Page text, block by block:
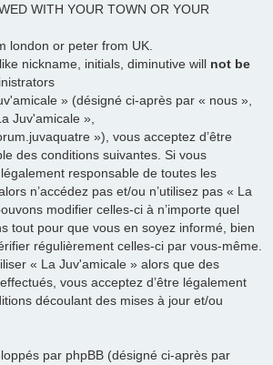
WITH YOUR TOWN OR YOUR
london or peter from UK.
nickname, initials, diminutive will not be
» (désigné ci-après par « nous »,
Juv'amicale »,
»), vous acceptez d’être
des conditions suivantes. Si vous
légalement responsable de toutes les
n’accédez pas et/ou n’utilisez pas « La
modifier celles-ci à n’importe quel
tout pour que vous en soyez informé, bien
régulièrement celles-ci par vous-même.
« La Juv'amicale » alors que des
vous acceptez d’être légalement
découlant des mises à jour et/ou
par phpBB (désigné ci-après par